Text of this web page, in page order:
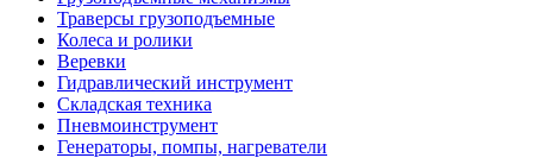
Траверсы грузоподъемные
Колеса и ролики
Веревки
Гидравлический инструмент
Складская техника
Пневмоинструмент
Генераторы, помпы, нагреватели